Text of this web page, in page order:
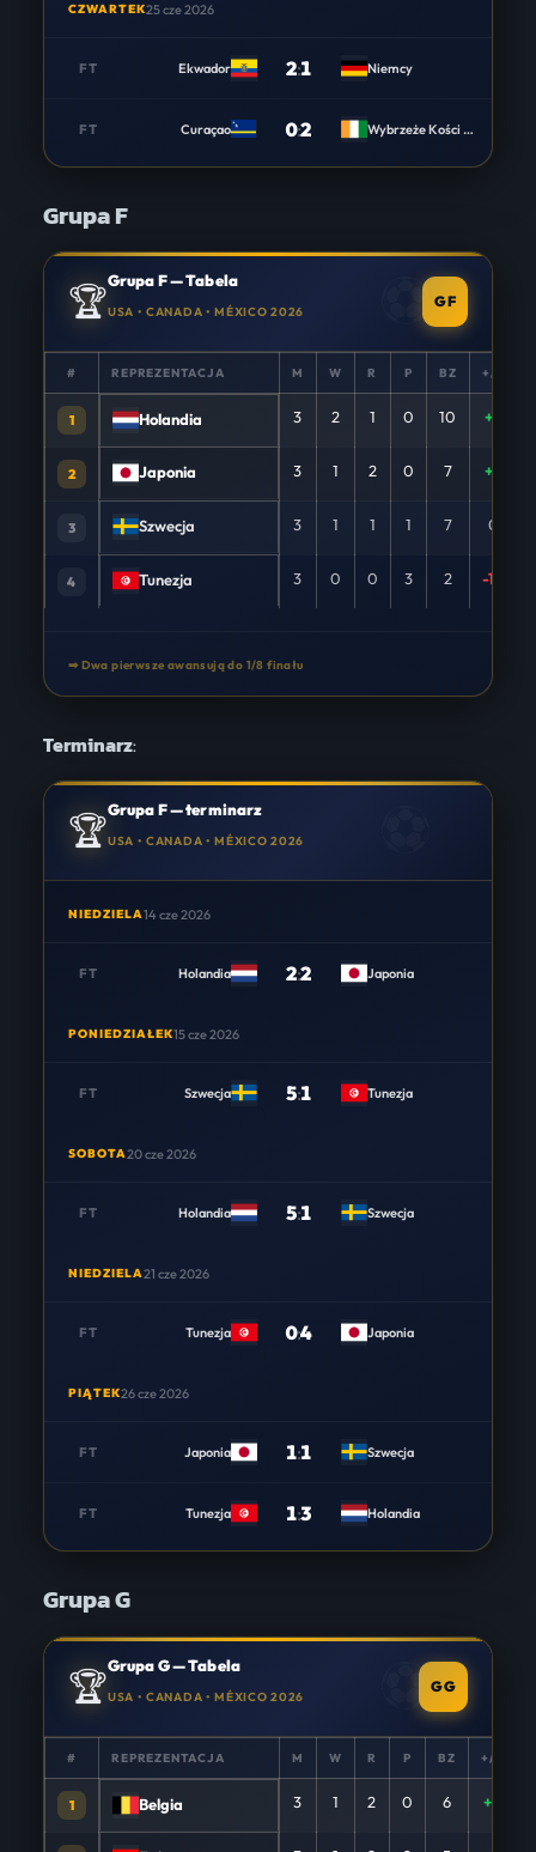
CZWARTEK25 cze 2026
FT Ekwador 2:1 Niemcy
FT Curaçao 0:2 Wybrzeże Kości Słoniowej
Grupa F
🏆Grupa F — Tabela
USA • CANADA • MÉXICO 2026
GF
# REPREZENTACJA M W R P BZ +/−
1 Holandia 3 2 1 0 10 +6
2 Japonia 3 1 2 0 7 +4
3 Szwecja 3 1 1 1 7 0
4 Tunezja 3 0 0 3 2 -10
➡ Dwa pierwsze awansują do 1/8 finału
Terminarz:
🏆Grupa F — terminarz
USA • CANADA • MÉXICO 2026
NIEDZIELA14 cze 2026
FT Holandia 2:2 Japonia
PONIEDZIAŁEK15 cze 2026
FT Szwecja 5:1 Tunezja
SOBOTA20 cze 2026
FT Holandia 5:1 Szwecja
NIEDZIELA21 cze 2026
FT Tunezja 0:4 Japonia
PIĄTEK26 cze 2026
FT Japonia 1:1 Szwecja
FT Tunezja 1:3 Holandia
Grupa G
🏆Grupa G — Tabela
USA • CANADA • MÉXICO 2026
GG
# REPREZENTACJA M W R P BZ +/−
1 Belgia 3 1 2 0 6 +4